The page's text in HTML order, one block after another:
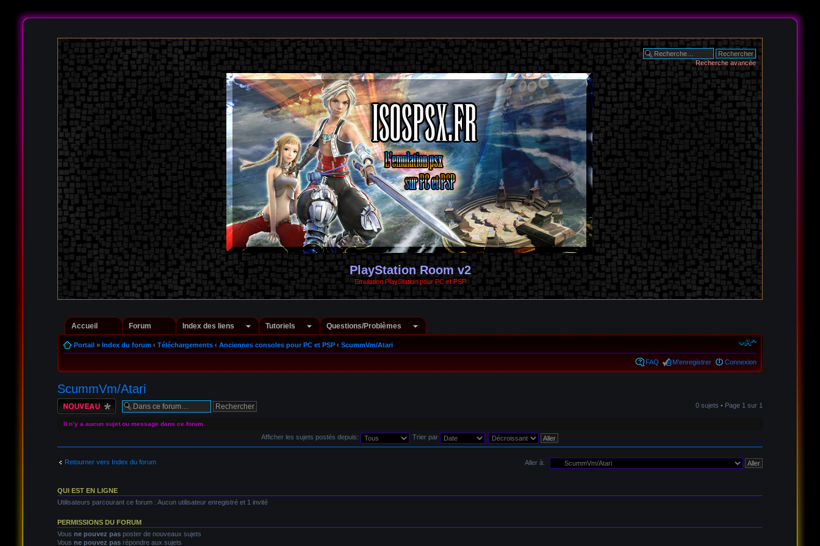
Recherche avancée
PlayStation Room v2
Emulation PlayStation pour PC et PSP
Accueil Forum Index des liens Tutoriels Questions/Problèmes
Portail» Index du forum ‹ Téléchargements ‹ Anciennes consoles pour PC et PSP ‹ ScummVm/Atari
FAQ M’enregistrer Connexion
ScummVm/Atari
Écrire un nouveau
sujet
0 sujets • Page 1 sur 1
Il n’y a aucun sujet ou message dans ce forum.
Afficher les sujets postés depuis: Trier par
Retourner vers Index du forum Aller à:
QUI EST EN LIGNE
Utilisateurs parcourant ce forum : Aucun utilisateur enregistré et 1 invité
PERMISSIONS DU FORUM
Vous ne pouvez pasposter de nouveaux sujets
Vous ne pouvez pasrépondre aux sujets